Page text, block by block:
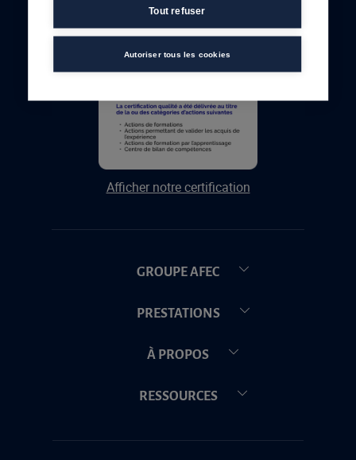
Afficher notre certification
GROUPE AFEC
PRESTATIONS
À PROPOS
RESSOURCES
Tout refuser
Autoriser tous les cookies